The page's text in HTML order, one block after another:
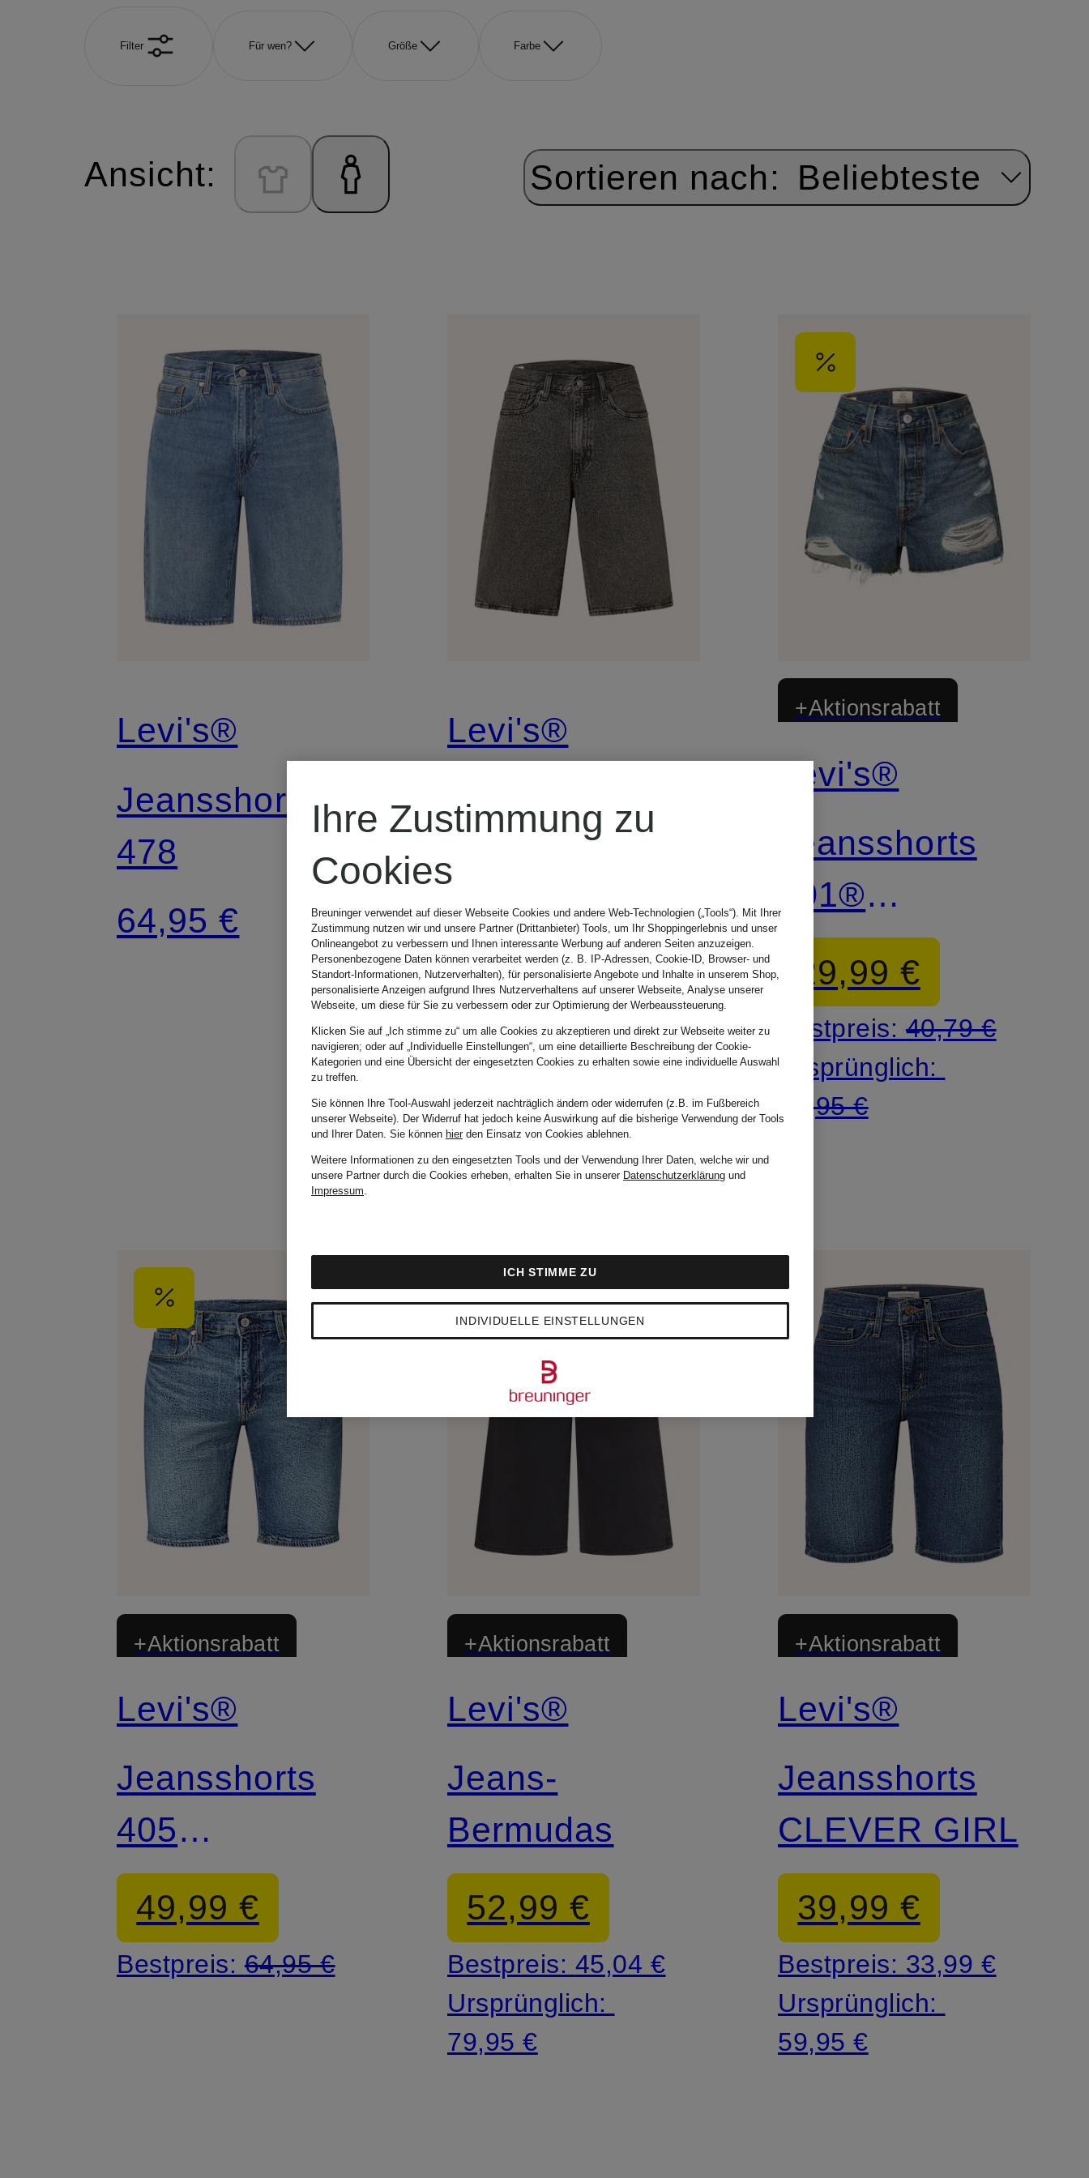
Filter Für wen? Größe Farbe
Ansicht: Sortieren nach: Beliebteste
Levi's®
Jeansshorts
478
64,95 €
Levi's®
Jeanshorts 478
Baggy Fit
64,95 €
+Aktionsrabatt
Levi's®
Jeansshorts
501®
ORIGINAL
29,99 €
Bestpreis: 40,79 €
Ursprünglich:
64,95 €
+Aktionsrabatt
Levi's®
Jeansshorts
405
STANDARD
49,99 €
Bestpreis: 64,95 €
+Aktionsrabatt
Levi's®
Jeans-
Bermudas
52,99 €
Bestpreis: 45,04 €
Ursprünglich:
79,95 €
+Aktionsrabatt
Levi's®
Jeansshorts
CLEVER GIRL
39,99 €
Bestpreis: 33,99 €
Ursprünglich:
59,95 €
Ihre Zustimmung zu
Cookies
Breuninger verwendet auf dieser Webseite Cookies und andere Web-Technologien („Tools“). Mit Ihrer
Zustimmung nutzen wir und unsere Partner (Drittanbieter) Tools, um Ihr Shoppingerlebnis und unser
Onlineangebot zu verbessern und Ihnen interessante Werbung auf anderen Seiten anzuzeigen.
Personenbezogene Daten können verarbeitet werden (z. B. IP-Adressen, Cookie-ID, Browser- und
Standort-Informationen, Nutzerverhalten), für personalisierte Angebote und Inhalte in unserem Shop,
personalisierte Anzeigen aufgrund Ihres Nutzerverhaltens auf unserer Webseite, Analyse unserer
Webseite, um diese für Sie zu verbessern oder zur Optimierung der Werbeaussteuerung.
Klicken Sie auf „Ich stimme zu“ um alle Cookies zu akzeptieren und direkt zur Webseite weiter zu
navigieren; oder auf „Individuelle Einstellungen“, um eine detaillierte Beschreibung der Cookie-
Kategorien und eine Übersicht der eingesetzten Cookies zu erhalten sowie eine individuelle Auswahl
zu treffen.
Sie können Ihre Tool-Auswahl jederzeit nachträglich ändern oder widerrufen (z.B. im Fußbereich
unserer Webseite). Der Widerruf hat jedoch keine Auswirkung auf die bisherige Verwendung der Tools
und Ihrer Daten. Sie können hierden Einsatz von Cookies ablehnen.
Weitere Informationen zu den eingesetzten Tools und der Verwendung Ihrer Daten, welche wir und
unsere Partner durch die Cookies erheben, erhalten Sie in unserer Datenschutzerklärung und
Impressum.
INDIVIDUELLE EINSTELLUNGEN
ICH STIMME ZU